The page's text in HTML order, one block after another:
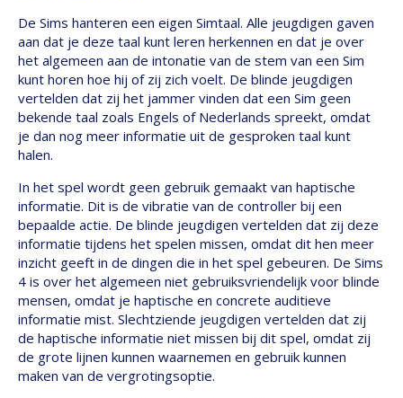
De Sims hanteren een eigen Simtaal. Alle jeugdigen gaven
aan dat je deze taal kunt leren herkennen en dat je over
het algemeen aan de intonatie van de stem van een Sim
kunt horen hoe hij of zij zich voelt. De blinde jeugdigen
vertelden dat zij het jammer vinden dat een Sim geen
bekende taal zoals Engels of Nederlands spreekt, omdat
je dan nog meer informatie uit de gesproken taal kunt
halen.
In het spel wordt geen gebruik gemaakt van haptische
informatie. Dit is de vibratie van de controller bij een
bepaalde actie. De blinde jeugdigen vertelden dat zij deze
informatie tijdens het spelen missen, omdat dit hen meer
inzicht geeft in de dingen die in het spel gebeuren. De Sims
4 is over het algemeen niet gebruiksvriendelijk voor blinde
mensen, omdat je haptische en concrete auditieve
informatie mist. Slechtziende jeugdigen vertelden dat zij
de haptische informatie niet missen bij dit spel, omdat zij
de grote lijnen kunnen waarnemen en gebruik kunnen
maken van de vergrotingsoptie.